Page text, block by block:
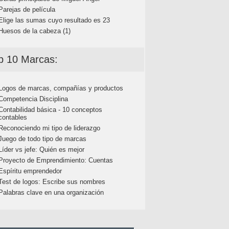
de película
las sumas cuyo resultado es 23
de la cabeza (1)
10 Marcas:
de marcas, compañías y productos
Disciplina
básica - 10 conceptos
mi tipo de liderazgo
de todo tipo de marcas
vs jefe: Quién es mejor
de Emprendimiento: Cuentas
emprendedor
de logos: Escribe sus nombres
clave en una organización